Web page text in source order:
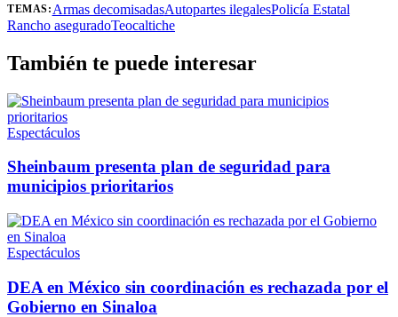
TEMAS: Armas decomisadasAutopartes ilegalesPolicía Estatal
Rancho aseguradoTeocaltiche
También te puede interesar
Espectáculos
Sheinbaum presenta plan de seguridad para
municipios prioritarios
Espectáculos
DEA en México sin coordinación es rechazada por el
Gobierno en Sinaloa